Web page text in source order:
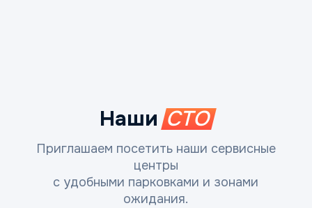
Наши СТО
Приглашаем посетить наши сервисные
центры
с удобными парковками и зонами
ожидания.